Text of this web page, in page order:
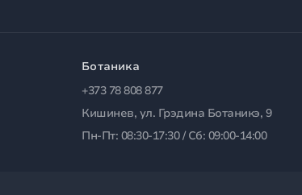
Ботаника
+373 78 808 877
Кишинев, ул. Грэдина Ботаникэ, 9
Пн-Пт: 08:30-17:30 / Сб: 09:00-14:00